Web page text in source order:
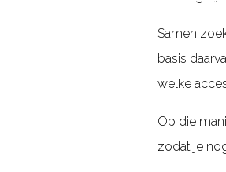
Samen
basis
welke
Op die
zodat je